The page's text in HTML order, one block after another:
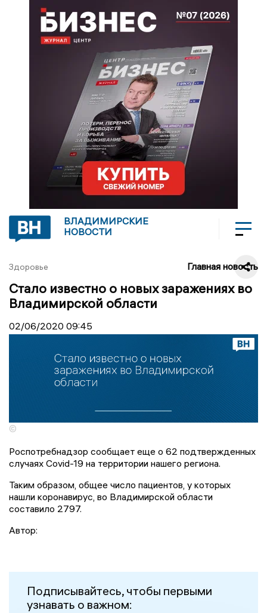
ВЛАДИМИРСКИЕ
НОВОСТИ
Здоровье Главная новость
Стало известно о новых заражениях во
Владимирской области
02/06/2020 09:45
©
Роспотребнадзор сообщает еще о 62 подтвержденных
случаях Covid-19 на территории нашего региона.
Таким образом, общее число пациентов, у которых
нашли коронавирус, во Владимирской области
составило 2797.
Автор:
Подписывайтесь, чтобы первыми
узнавать о важном: